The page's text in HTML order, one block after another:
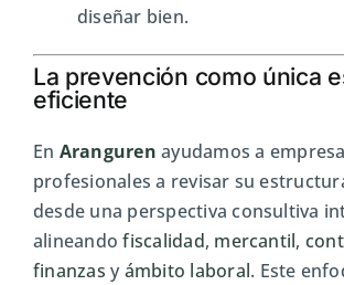
diseñar bien.
La prevención como única
eficiente
En Aranguren ayudamos a
profesionales a revisar su
desde una perspectiva consultiva
alineandofiscalidad, mercantil,
finanzas y ámbito laboral. Este